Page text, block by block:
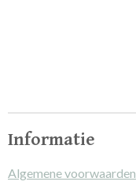
Informatie
Algemene voorwaarden